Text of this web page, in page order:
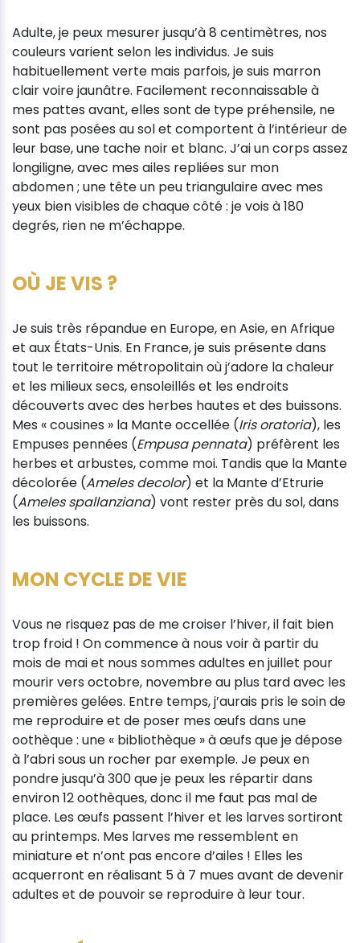
Adulte, je peux mesurer jusqu’à 8 centimètres, nos
couleurs varient selon les individus. Je suis
habituellement verte mais parfois, je suis marron
clair voire jaunâtre. Facilement reconnaissable à
mes pattes avant, elles sont de type préhensile, ne
sont pas posées au sol et comportent à l’intérieur de
leur base, une tache noir et blanc. J’ai un corps assez
longiligne, avec mes ailes repliées sur mon
abdomen ; une tête un peu triangulaire avec mes
yeux bien visibles de chaque côté : je vois à 180
degrés, rien ne m’échappe.
OÙ JE VIS ?
Je suis très répandue en Europe, en Asie, en Afrique
et aux États-Unis. En France, je suis présente dans
tout le territoire métropolitain où j’adore la chaleur
et les milieux secs, ensoleillés et les endroits
découverts avec des herbes hautes et des buissons.
Mes « cousines » la Mante occellée (Iris oratoria), les
Empuses pennées (Empusa pennata) préfèrent les
herbes et arbustes, comme moi. Tandis que la Mante
décolorée (Ameles decolor) et la Mante d’Etrurie
(Ameles spallanziana) vont rester près du sol, dans
les buissons.
MON CYCLE DE VIE
Vous ne risquez pas de me croiser l’hiver, il fait bien
trop froid ! On commence à nous voir à partir du
mois de mai et nous sommes adultes en juillet pour
mourir vers octobre, novembre au plus tard avec les
premières gelées. Entre temps, j’aurais pris le soin de
me reproduire et de poser mes œufs dans une
oothèque : une « bibliothèque » à œufs que je dépose
à l’abri sous un rocher par exemple. Je peux en
pondre jusqu’à 300 que je peux les répartir dans
environ 12 oothèques, donc il me faut pas mal de
place. Les œufs passent l’hiver et les larves sortiront
au printemps. Mes larves me ressemblent en
miniature et n’ont pas encore d’ailes ! Elles les
acquerront en réalisant 5 à 7 mues avant de devenir
adultes et de pouvoir se reproduire à leur tour.